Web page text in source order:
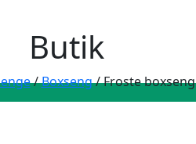
Butik
/Boxseng/ Froste boxseng